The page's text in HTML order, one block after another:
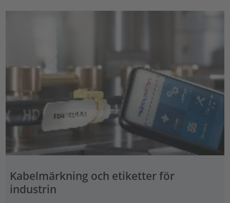
Kabelmärkning och etiketter för
industrin